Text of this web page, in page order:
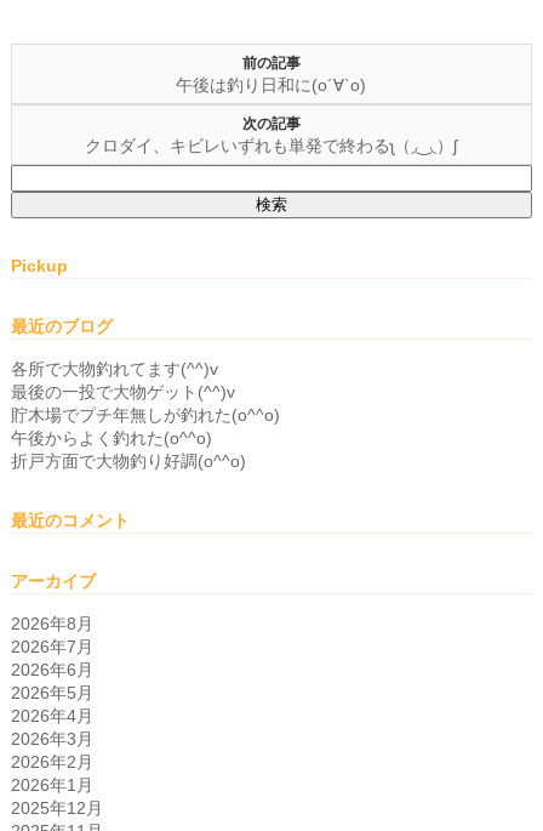
前の記事
午後は釣り日和に(о´∀`о)
次の記事
クロダイ、キビレいずれも単発で終わるʅ（◞‿◟）ʃ
索:
Pickup
最近のブログ
各所で大物釣れてます(^^)v
最後の一投で大物ゲット(^^)v
貯木場でプチ年無しが釣れた(o^^o)
午後からよく釣れた(o^^o)
折戸方面で大物釣り好調(o^^o)
最近のコメント
アーカイブ
2026年8月
2026年7月
2026年6月
2026年5月
2026年4月
2026年3月
2026年2月
2026年1月
2025年12月